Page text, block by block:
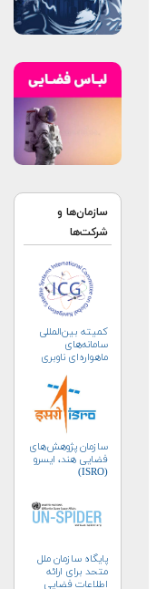
سازمان‌ها و
شرکت‌ها
کمیته بین‌المللی
سامانه‌های
ماهواره‌ای ناوبری
سازمان پژوهش‌های
فضایی هند، ایسرو
(ISRO)
پایگاه سازمان ملل
متحد برای ارائه
اطلاعات فضایی